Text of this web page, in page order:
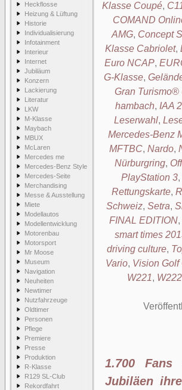
Heckflosse
Heizung & Lüftung
Historie
Individualisierung
Infotainment
Interieur
Internet
Jubiläum
Konzern
Lackierung
Literatur
LKW
M-Klasse
Maybach
MBUX
McLaren
Mercedes me
Mercedes-Benz Style
Mercedes-Seite
Merchandising
Messe & Ausstellung
Miete
Modellautos
Modellentwicklung
Motorenbau
Motorsport
Mr Moose
Museum
Navigation
Neuheiten
Newtimer
Nutzfahrzeuge
Oldtimer
Personen
Pflege
Premiere
Presse
Produktion
R-Klasse
R129 SL-Club
Rekordfahrt
Klasse Coupé,
COMAND
AMG, Concept
Klasse Cabriolet,
Euro NCAP,
G-Klasse,
Gran Turismo®
hambach, IAA
Leserwahl,
Mercedes-Benz
MFTBC, Nardo,
Nürburgring,
PlayStation 3,
Rettungskarte,
Schweiz, Setra,
FINAL EDITION,
smart times
driving culture,
Vario, Vision Golf
W221, W222
1.700
Jubiläen